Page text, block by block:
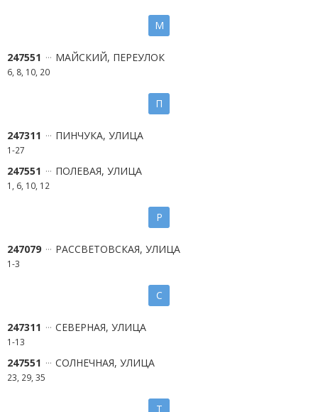
М
247551 МАЙСКИЙ, ПЕРЕУЛОК
6, 8, 10, 20
П
247311 ПИНЧУКА, УЛИЦА
1-27
247551 ПОЛЕВАЯ, УЛИЦА
1, 6, 10, 12
Р
247079 РАССВЕТОВСКАЯ, УЛИЦА
1-3
С
247311 СЕВЕРНАЯ, УЛИЦА
1-13
247551 СОЛНЕЧНАЯ, УЛИЦА
23, 29, 35
Т